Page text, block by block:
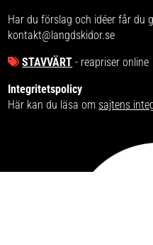
Har du förslag och idéer får du
kontakt@langdskidor.se
STAVVÄRT - reapriser online
Integritetspolicy
Här kan du läsa om sajtens